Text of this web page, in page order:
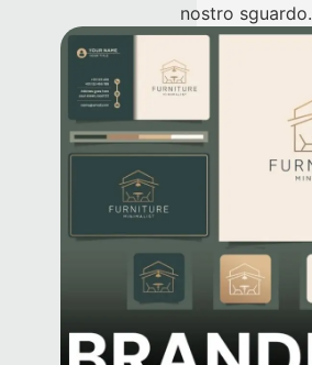
nostro sguardo.